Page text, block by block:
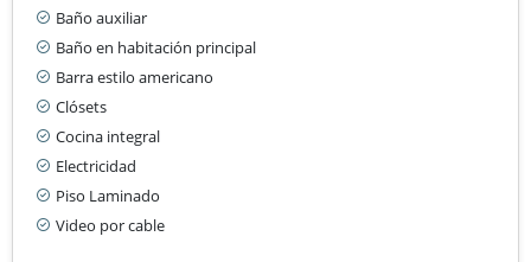
Baño auxiliar
Baño en habitación principal
Barra estilo americano
Clósets
Cocina integral
Electricidad
Piso Laminado
Video por cable